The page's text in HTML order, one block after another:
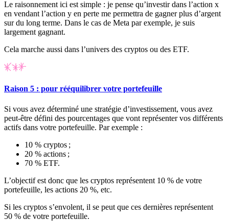
Le raisonnement ici est simple : je pense qu’investir dans l’action x
en vendant l’action y en perte me permettra de gagner plus d’argent
sur du long terme. Dans le cas de Meta par exemple, je suis
largement gagnant.
Cela marche aussi dans l’univers des cryptos ou des ETF.
Raison 5 : pour rééquilibrer votre portefeuille
Si vous avez déterminé une stratégie d’investissement, vous avez
peut-être défini des pourcentages que vont représenter vos différents
actifs dans votre portefeuille. Par exemple :
10 % cryptos ;
20 % actions ;
70 % ETF.
L’objectif est donc que les cryptos représentent 10 % de votre
portefeuille, les actions 20 %, etc.
Si les cryptos s’envolent, il se peut que ces dernières représentent
50 % de votre portefeuille.